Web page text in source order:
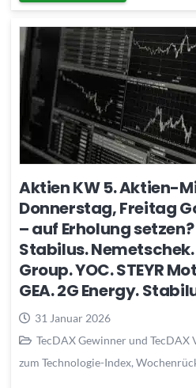
Aktien KW 5. Aktien-
Donnerstag, Freitag
– auf Erholung
Stabilus.
Group. YOC. STEYR
GEA. 2G Energy.
31 Januar 2026
TecDAX Gewinner und
zum Technologie-Index,